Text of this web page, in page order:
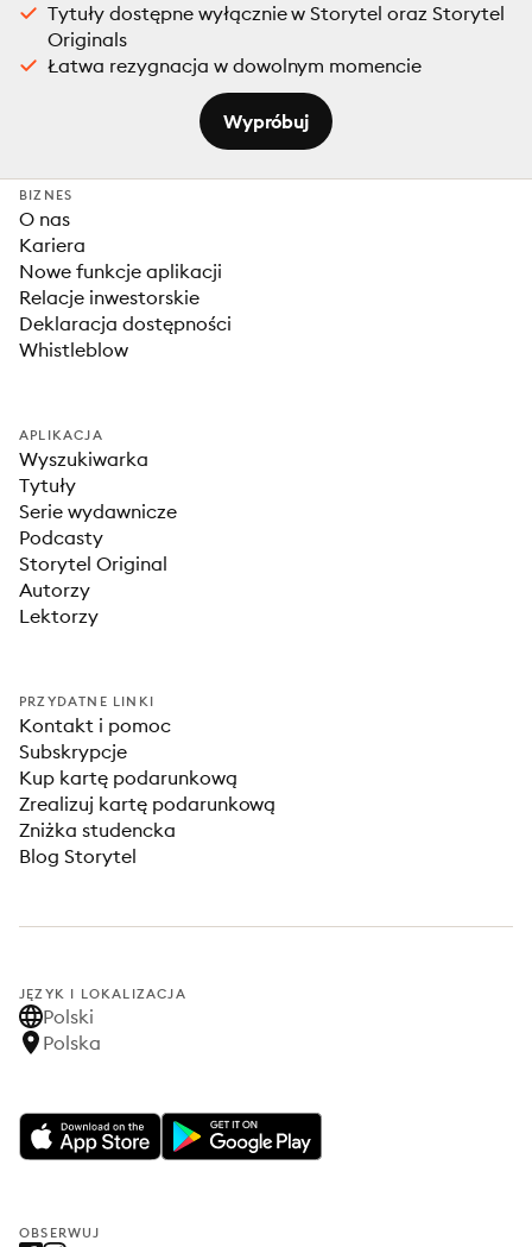
Tytuły dostępne wyłącznie w Storytel oraz Storytel
Originals
Łatwa rezygnacja w dowolnym momencie
Wypróbuj
BIZNES
O nas
Kariera
Nowe funkcje aplikacji
Relacje inwestorskie
Deklaracja dostępności
Whistleblow
APLIKACJA
Wyszukiwarka
Tytuły
Serie wydawnicze
Podcasty
Storytel Original
Autorzy
Lektorzy
PRZYDATNE LINKI
Kontakt i pomoc
Subskrypcje
Kup kartę podarunkową
Zrealizuj kartę podarunkową
Zniżka studencka
Blog Storytel
JĘZYK I LOKALIZACJA
Polski
Polska
OBSERWUJ